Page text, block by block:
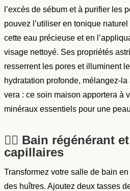
l’excès de sébum et à purifier les
pouvez l’utiliser en tonique
cette eau précieuse et en
visage nettoyé. Ses propriétés
resserrent les pores et illuminent
hydratation profonde, mélangez-
vera : ce soin maison apportera à
minéraux essentiels pour une
🧖‍♀️ Bain régénérant
capillaires
Transformez votre salle de bain
des huîtres. Ajoutez deux tasses